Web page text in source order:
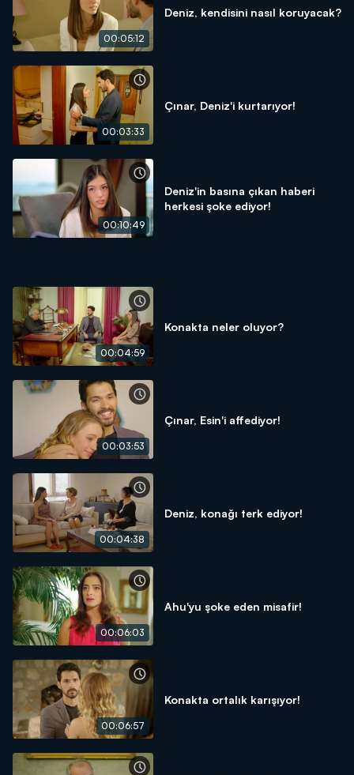
00:05:12
Deniz, kendisini nasıl koruyacak?
00:03:33
Çınar, Deniz'i kurtarıyor!
00:10:49
Deniz'in basına çıkan haberi
herkesi şoke ediyor!
00:04:59
Konakta neler oluyor?
00:03:53
Çınar, Esin'i affediyor!
00:04:38
Deniz, konağı terk ediyor!
00:06:03
Ahu'yu şoke eden misafir!
00:06:57
Konakta ortalık karışıyor!